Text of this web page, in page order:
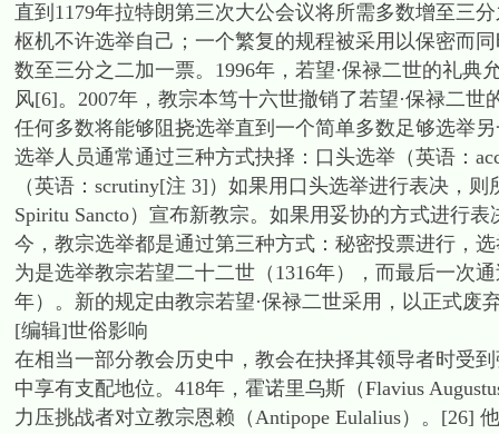
直到1179年拉特朗第三次大公会议将所需多数增至三
枢机不许选举自己；一个繁复的规程被采用以保密而
数至三分之二加一票。1996年，若望·保禄二世的礼典
风[6]。2007年，教宗本笃十六世撤销了若望·保禄二
任何多数将能够阻挠选举直到一个简单多数足够选举
选举人员通常通过三种方式抉择：口头选举（英语：
（英语：scrutiny[注 3]）如果用口头选举进行表决，
Spiritu Sancto）宣布新教宗。如果用妥协的方式进行
今，教宗选举都是通过第三种方式：秘密投票进行，
为是选举教宗若望二十二世（1316年），而最后一次
年）。新的规定由教宗若望·保禄二世采用，以正式
[编辑]世俗影响
在相当一部分教会历史中，教会在抉择其领导者时受
中享有支配地位。418年，霍诺里乌斯（Flavius
力压挑战者对立教宗恩赖（Antipope Eulalius）。[26]